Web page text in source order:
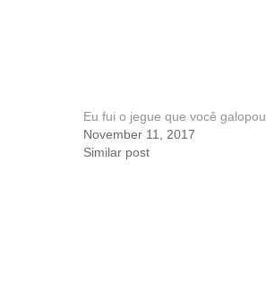
Eu fui o jegue que você galopou
November 11, 2017
Similar post